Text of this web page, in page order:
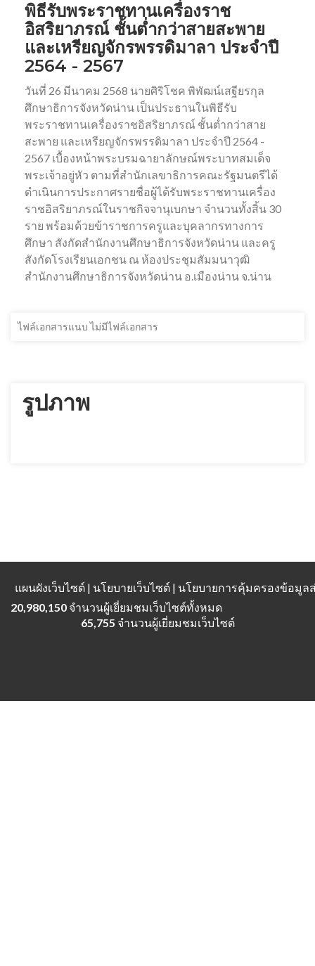
พิธีรับพระราชทานเครื่องราช
อิสริยาภรณ์ ชั้นต่ำกว่าสายสะพาย
และเหรียญจักรพรรดิมาลา ประจำปี
2564 - 2567
วันที่ 26 มีนาคม 2568 นายศิริโชค พิพัฒน์เสฐียรกุล
ศึกษาธิการจังหวัดน่าน เป็นประธานในพิธีรับ
พระราชทานเครื่องราชอิสริยาภรณ์ ชั้นต่ำกว่าสาย
สะพาย และเหรียญจักรพรรดิมาลา ประจำปี 2564 -
2567 เบื้องหน้าพระบรมฉายาลักษณ์พระบาทสมเด็จ
พระเจ้าอยู่หัว ตามที่สำนักเลขาธิการคณะรัฐมนตรีได้
ดำเนินการประกาศรายชื่อผู้ได้รับพระราชทานเครื่อง
ราชอิสริยาภรณ์ในราชกิจจานุเบกษา จำนวนทั้งสิ้น 30
ราย พร้อมด้วยข้าราชการครูและบุคลากรทางการ
ศึกษา สังกัดสำนักงานศึกษาธิการจังหวัดน่าน และครู
สังกัดโรงเรียนเอกชน ณ ห้องประชุมสัมมนาวุฒิ
สำนักงานศึกษาธิการจังหวัดน่าน อ.เมืองน่าน จ.น่าน
ไฟล์เอกสารแนบ ไม่มีไฟล์เอกสาร
รูปภาพ
แผนผังเว็บไซต์ | นโยบายเว็บไซต์ | นโยบายการคุ้มครองข้อมู
20,980,150 จำนวนผู้เยี่ยมชมเว็บไซต์ทั้งหมด
65,755 จำนวนผู้เยี่ยมชมเว็บไซต์